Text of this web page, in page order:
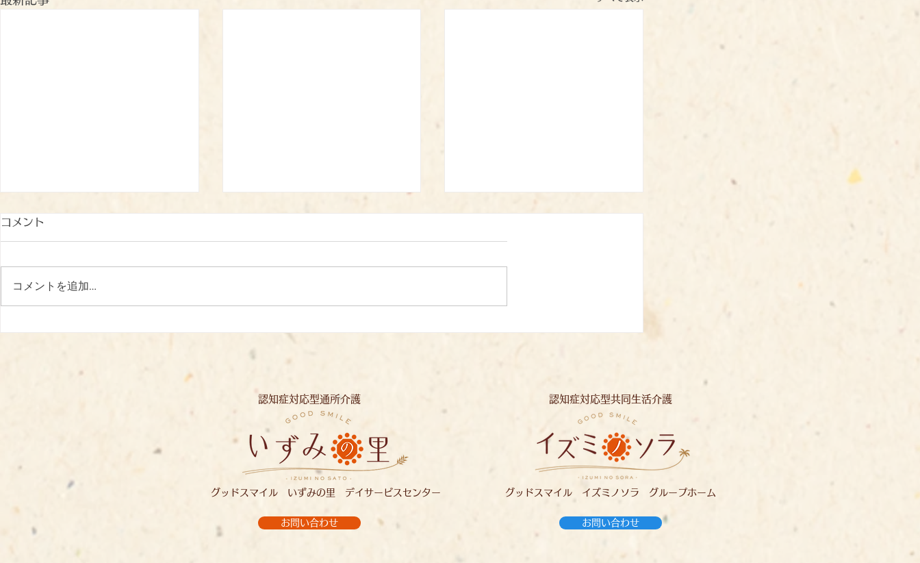
母の日：イズミノソラ
コメント
コメントを追加…
認知症対応型通所介護
グッドスマイル いずみの里 デイサービスセンター
お問い合わせ
認知症対応型共同生活介護
グッドスマイル イズミノソラ グループホーム
お問い合わせ